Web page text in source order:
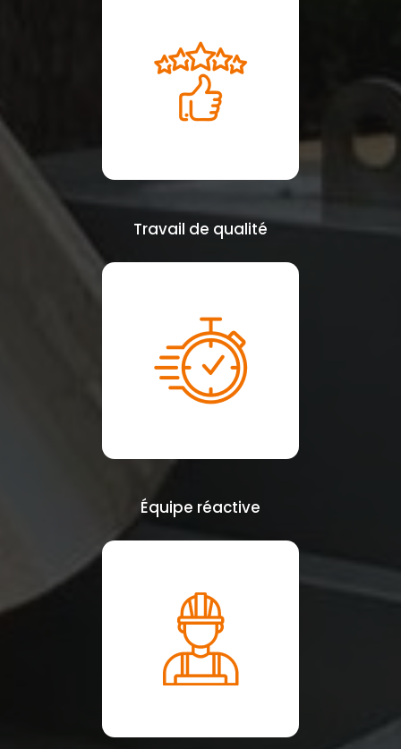
Travail de qualité
Équipe réactive